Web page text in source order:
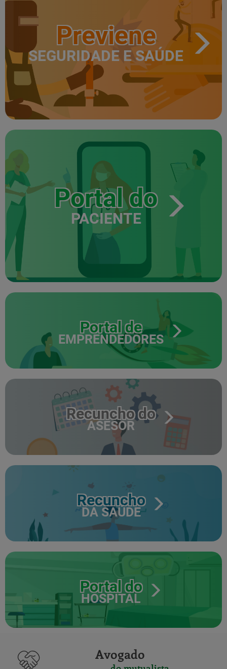
Previene
SEGURIDADE E SAÚDE
Portal do
PACIENTE
Portal de
EMPRENDEDORES
Recuncho do
ASESOR
Recuncho
DA SAÚDE
Portal do
HOSPITAL
Avogado